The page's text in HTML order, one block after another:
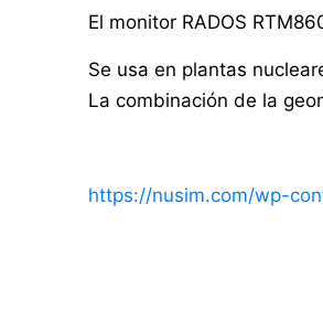
El monitor RADOS
Se usa en plantas
La combinación de la
https://nusim.com/wp-